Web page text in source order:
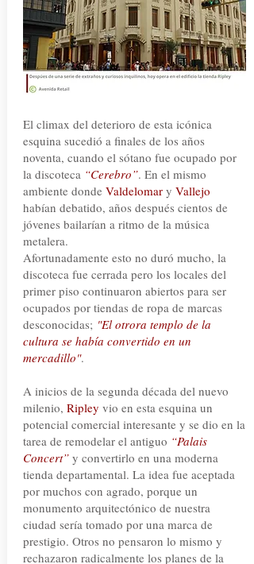
El climax del deterioro de esta icónica
esquina sucedió a finales de los años
noventa, cuando el sótano fue ocupado por
la discoteca “Cerebro”. En el mismo
ambiente donde Valdelomary Vallejo
habían debatido, años después cientos de
jóvenes bailarían a ritmo de la música
metalera.
Afortunadamente esto no duró mucho, la
discoteca fue cerrada pero los locales del
primer piso continuaron abiertos para ser
ocupados por tiendas de ropa de marcas
desconocidas; "El otrora templo de la
cultura se había convertido en un
mercadillo".
A inicios de la segunda década del nuevo
milenio, Ripley vio en esta esquina un
potencial comercial interesante y se dio en la
tarea de remodelar el antiguo “Palais
Concert”y convertirlo en una moderna
tienda departamental. La idea fue aceptada
por muchos con agrado, porque un
monumento arquitectónico de nuestra
ciudad sería tomado por una marca de
prestigio. Otros no pensaron lo mismo y
rechazaron radicalmente los planes de la